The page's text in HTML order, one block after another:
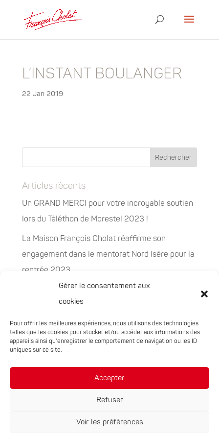
Gérer le consentement aux
cookies
Pour offrir les meilleures expériences, nous utilisons des technologies
telles que les cookies pour stocker et/ou accéder aux informations des
appareils ainsi qu'enregistrer le comportement de navigation ou les ID
uniques sur ce site.
Accepter
Refuser
Voir les préférences
L’INSTANT BOULANGER
22 Jan 2019
Articles récents
Un GRAND MERCI pour votre incroyable soutien
lors du Téléthon de Morestel 2023 !
La Maison François Cholat réaffirme son
engagement dans le mentorat Nord Isère pour la
rentrée 2023
La Maison François Cholat accueil et participe à
la préservation des espaces naturels sensibles
PEPITES, la nouvelle filière chanvre en
Auvergne-Rhône-Alpes